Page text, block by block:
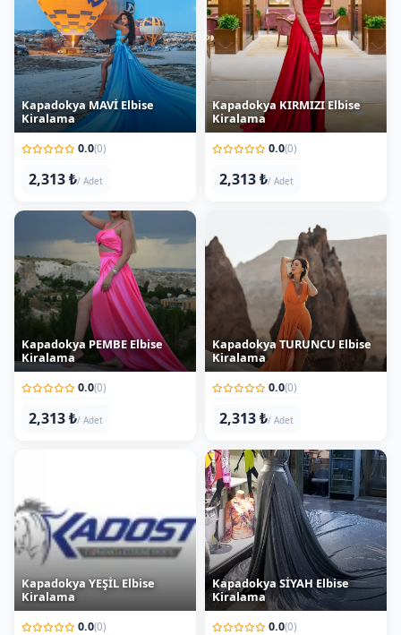
Kapadokya MAVİ Elbise
Kiralama
0.0(0)
2,313 ₺ / Adet
Kapadokya KIRMIZI Elbise
Kiralama
0.0 (0)
2,313 ₺ / Adet
Kapadokya PEMBE Elbise
Kiralama
0.0 (0)
2,313 ₺ / Adet
Kapadokya TURUNCU Elbise
Kiralama
0.0 (0)
2,313 ₺ / Adet
Kapadokya YEŞİL Elbise
Kiralama
(0)
2,313 ₺ / Adet
Kapadokya SİYAH Elbise
Kiralama
0.0(0)
2,313 ₺ / Adet